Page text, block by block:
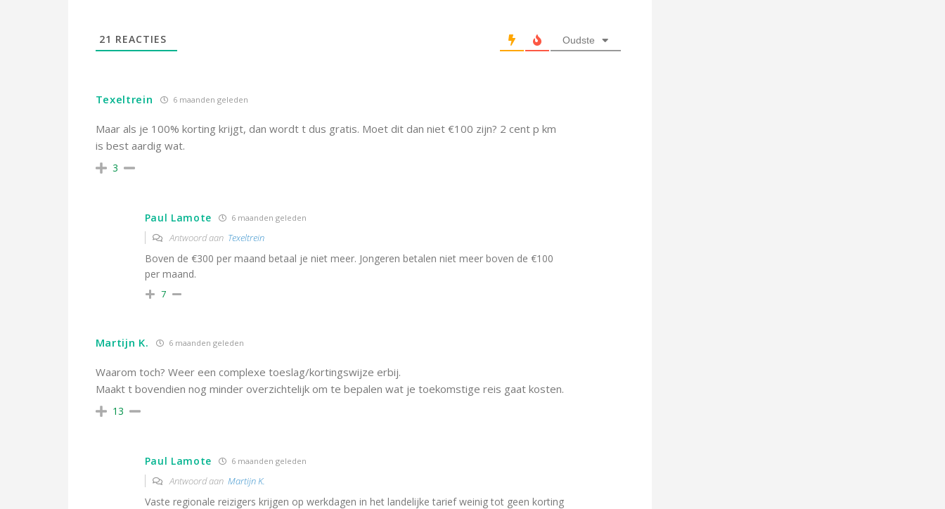
21 REACTIES Oudste
Texeltrein 6 maanden geleden
Maar als je 100% korting krijgt, dan wordt t dus gratis. Moet dit dan niet €100 zijn? 2 cent p km
is best aardig wat.
3
Paul Lamote 6 maanden geleden
Antwoord aan Texeltrein
Boven de €300 per maand betaal je niet meer. Jongeren betalen niet meer boven de €100
per maand.
7
Martijn K. 6 maanden geleden
Waarom toch? Weer een complexe toeslag/kortingswijze erbij.
Maakt t bovendien nog minder overzichtelijk om te bepalen wat je toekomstige reis gaat kosten.
13
Paul Lamote 6 maanden geleden
Antwoord aan Martijn K.
Vaste regionale reizigers krijgen op werkdagen in het landelijke tarief weinig tot geen korting